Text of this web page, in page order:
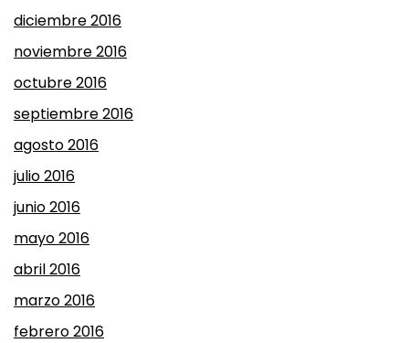
diciembre 2016
noviembre 2016
octubre 2016
septiembre 2016
agosto 2016
julio 2016
junio 2016
mayo 2016
abril 2016
marzo 2016
febrero 2016